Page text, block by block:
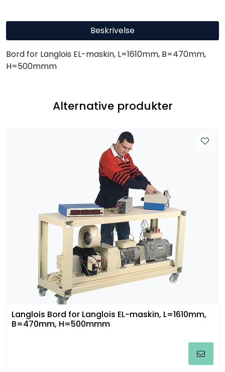
Beskrivelse
Bord for Langlois EL-maskin, L=1610mm, B=470mm,
H=500mmm
Alternative produkter
Langlois Bord for Langlois EL-maskin, L=1610mm,
B=470mm, H=500mmm